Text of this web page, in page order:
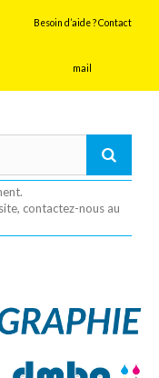
Besoin d’aide ? Contact
mail
contactez-nous au